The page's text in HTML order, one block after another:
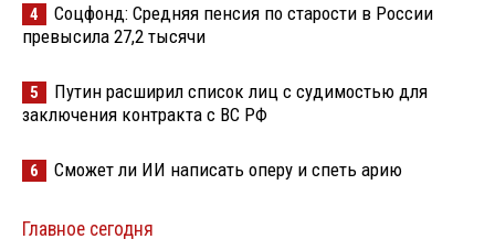
4
Соцфонд: Средняя пенсия по старости в России
превысила 27,2 тысячи
5
Путин расширил список лиц с судимостью для
заключения контракта с ВС РФ
6 Сможет ли ИИ написать оперу и спеть арию
Главное сегодня